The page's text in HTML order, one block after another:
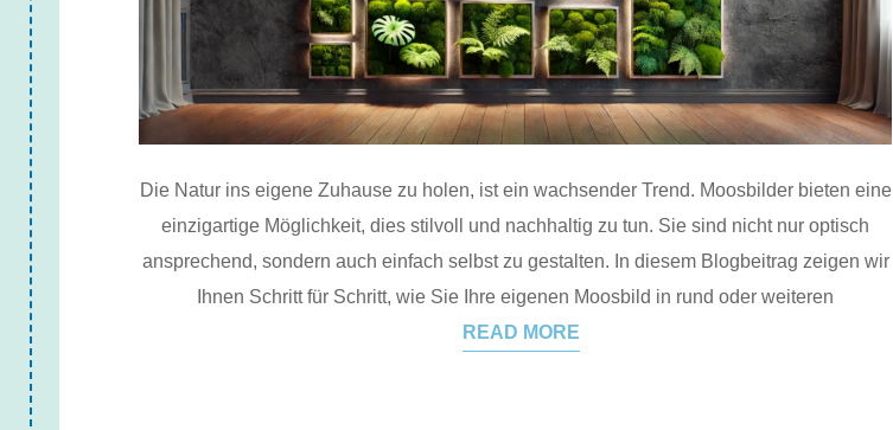
Die Natur ins eigene Zuhause zu holen, ist ein wachsender Trend. Moosbilder bieten eine
einzigartige Möglichkeit, dies stilvoll und nachhaltig zu tun. Sie sind nicht nur optisch
ansprechend, sondern auch einfach selbst zu gestalten. In diesem Blogbeitrag zeigen wir
Ihnen Schritt für Schritt, wie Sie Ihre eigenen Moosbild in rund oder weiteren
READ MORE